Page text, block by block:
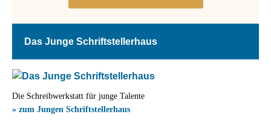
Das Junge Schriftstellerhaus
Die Schreibwerkstatt für junge Talente
» zum Jungen Schriftstellerhaus